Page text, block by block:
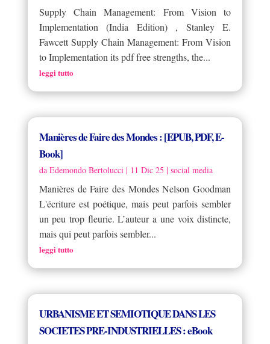
Supply Chain Management: From Vision to
Implementation (India Edition) , Stanley E.
Fawcett Supply Chain Management: From Vision
to Implementation its pdf free strengths, the...
leggi tutto
Manières de Faire des Mondes : [EPUB, PDF, E-
Book]
da Edemondo Bertolucci| 11 Dic 25 | social media
Manières de Faire des Mondes Nelson Goodman
L'écriture est poétique, mais peut parfois sembler
un peu trop fleurie. L’auteur a une voix distincte,
mais qui peut parfois sembler...
leggi tutto
URBANISME ET SEMIOTIQUE DANS LES
SOCIETES PRE-INDUSTRIELLES : eBook